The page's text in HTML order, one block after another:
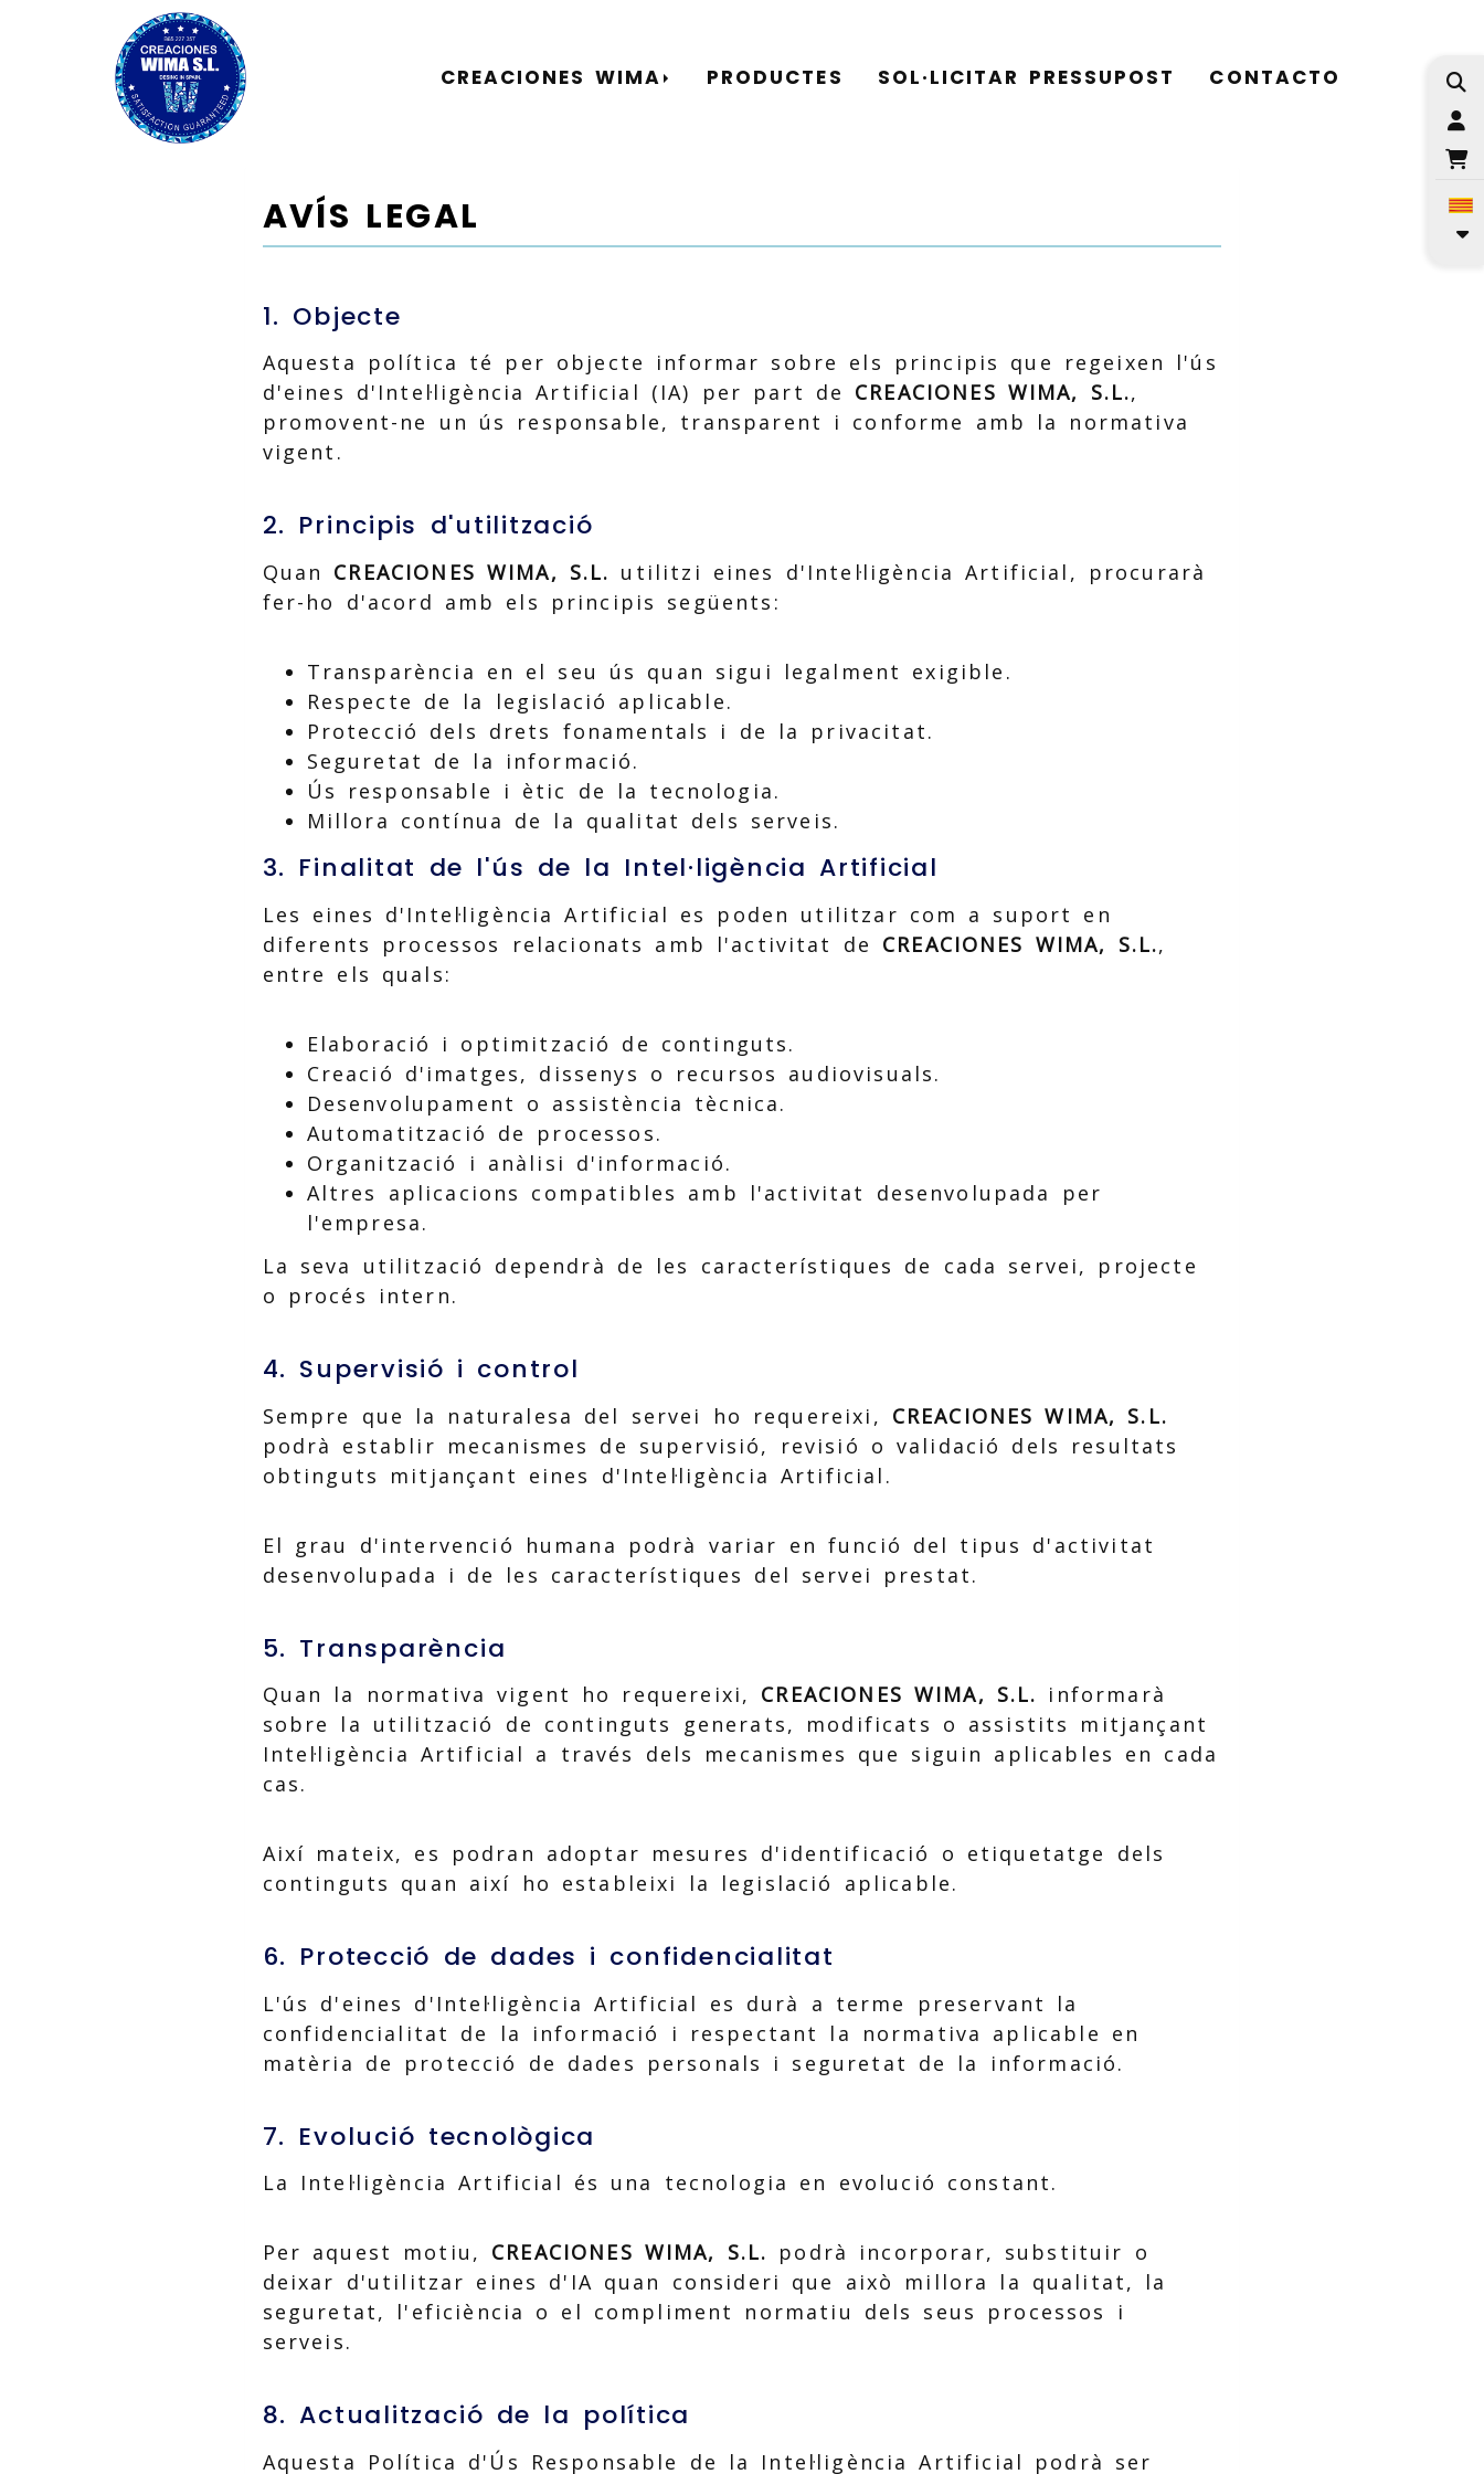
CREACIONES WIMA PRODUCTES SOL·LICITAR PRESSUPOST CONTACTO
AVÍS LEGAL
1. Objecte
Aquesta política té per objecte informar sobre els principis que regeixen l'ús
d'eines d'Intel·ligència Artificial (IA) per part de CREACIONES WIMA, S.L.,
promovent-ne un ús responsable, transparent i conforme amb la normativa
vigent.
2. Principis d'utilització
Quan CREACIONES WIMA, S.L. utilitzi eines d'Intel·ligència Artificial, procurarà
fer-ho d'acord amb els principis següents:
Transparència en el seu ús quan sigui legalment exigible.
Respecte de la legislació aplicable.
Protecció dels drets fonamentals i de la privacitat.
Seguretat de la informació.
Ús responsable i ètic de la tecnologia.
Millora contínua de la qualitat dels serveis.
3. Finalitat de l'ús de la Intel·ligència Artificial
Les eines d'Intel·ligència Artificial es poden utilitzar com a suport en
diferents processos relacionats amb l'activitat de CREACIONES WIMA, S.L.,
entre els quals:
Elaboració i optimització de continguts.
Creació d'imatges, dissenys o recursos audiovisuals.
Desenvolupament o assistència tècnica.
Automatització de processos.
Organització i anàlisi d'informació.
Altres aplicacions compatibles amb l'activitat desenvolupada per
l'empresa.
La seva utilització dependrà de les característiques de cada servei, projecte
o procés intern.
4. Supervisió i control
Sempre que la naturalesa del servei ho requereixi, CREACIONES WIMA, S.L.
podrà establir mecanismes de supervisió, revisió o validació dels resultats
obtinguts mitjançant eines d'Intel·ligència Artificial.
El grau d'intervenció humana podrà variar en funció del tipus d'activitat
desenvolupada i de les característiques del servei prestat.
5. Transparència
Quan la normativa vigent ho requereixi, CREACIONES WIMA, S.L. informarà
sobre la utilització de continguts generats, modificats o assistits mitjançant
Intel·ligència Artificial a través dels mecanismes que siguin aplicables en cada
cas.
Així mateix, es podran adoptar mesures d'identificació o etiquetatge dels
continguts quan així ho estableixi la legislació aplicable.
6. Protecció de dades i confidencialitat
L'ús d'eines d'Intel·ligència Artificial es durà a terme preservant la
confidencialitat de la informació i respectant la normativa aplicable en
matèria de protecció de dades personals i seguretat de la informació.
7. Evolució tecnològica
La Intel·ligència Artificial és una tecnologia en evolució constant.
Per aquest motiu, CREACIONES WIMA, S.L. podrà incorporar, substituir o
deixar d'utilitzar eines d'IA quan consideri que això millora la qualitat, la
seguretat, l'eficiència o el compliment normatiu dels seus processos i
serveis.
8. Actualització de la política
Aquesta Política d'Ús Responsable de la Intel·ligència Artificial podrà ser